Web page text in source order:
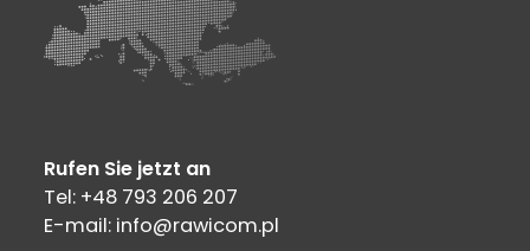
Rufen Sie jetzt an
Tel: +48 793 206 207
E-mail: info@rawicom.pl